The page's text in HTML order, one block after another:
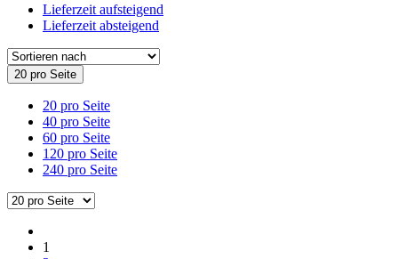
Lieferzeit aufsteigend
Lieferzeit absteigend
20 pro Seite
20 pro Seite
40 pro Seite
60 pro Seite
120 pro Seite
240 pro Seite
1